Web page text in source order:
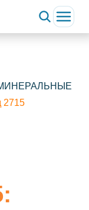
МИНЕРАЛЬНЫЕ
2715